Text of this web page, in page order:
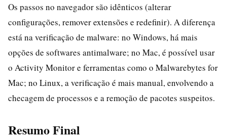
Os passos no navegador são idênticos (alterar
configurações, remover extensões e redefinir). A diferença
está na verificação de malware: no Windows, há mais
opções de softwares antimalware; no Mac, é possível usar
o Activity Monitor e ferramentas como o Malwarebytes for
Mac; no Linux, a verificação é mais manual, envolvendo a
checagem de processos e a remoção de pacotes suspeitos.
Resumo Final